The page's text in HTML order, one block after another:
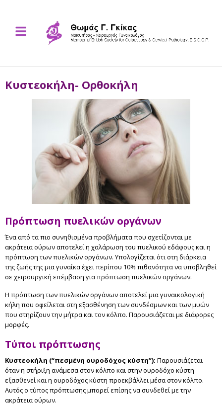
Κυστεοκήλη- Ορθοκήλη
Πρόπτωση πυελικών οργάνων
Ένα από τα πιο συνηθισμένα προβλήματα που σχετίζονται με
ακράτεια ούρων αποτελεί η χαλάρωση του πυελικού εδάφους και η
πρόπτωση των πυελικών οργάνων. Υπολογίζεται ότι στη διάρκεια
της ζωής της μια γυναίκα έχει περίπου 10% πιθανότητα να υποβληθεί
σε χειρουργική επέμβαση για πρόπτωση πυελικών οργάνων.
Η πρόπτωση των πυελικών οργάνων αποτελεί μια γυναικολογική
κήλη που οφείλεται στη εξασθένηση των συνδέσμων και των μυών
που στηρίζουν την μήτρα και τον κόλπο. Παρουσιάζεται με διάφορες
μορφές.
Τύποι πρόπτωσης
Κυστεοκήλη (“πεσμένη ουροδόχος κύστη”): Παρουσιάζεται
όταν η στήριξη ανάμεσα στον κόλπο και στην ουροδόχο κύστη
εξασθενεί και η ουροδόχος κύστη προεκβάλλει μέσα στον κόλπο.
Αυτός ο τύπος πρόπτωσης μπορεί επίσης να συνδεθεί με την
ακράτεια ούρων.